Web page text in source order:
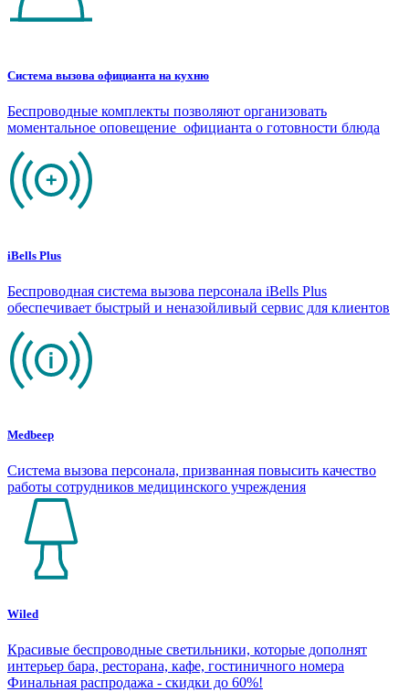
Система вызова официанта на кухню
Беспроводные комплекты позволяют организовать
моментальное оповещение официанта о готовности блюда
iBells Plus
Беспроводная система вызова персонала iBells Plus
обеспечивает быстрый и неназойливый сервис для клиентов
Medbeep
Система вызова персонала, призванная повысить качество
работы сотрудников медицинского учреждения
Wiled
Красивые беспроводные светильники, которые дополнят
интерьер бара, ресторана, кафе, гостиничного номера
Финальная распродажа - скидки до 60%!